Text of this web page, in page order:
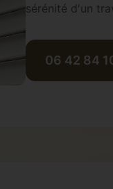
sérénité d'un
06 42 84